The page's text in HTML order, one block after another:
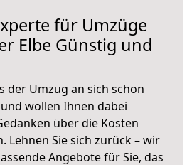
für Umzüge
Elbe Günstig und
der Umzug an sich schon
wollen Ihnen dabei
über die Kosten
Lehnen Sie sich zurück – wir
Angebote für Sie, das